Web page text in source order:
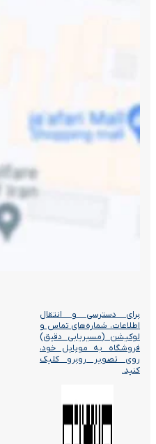
برای دسترسی و انتقال
اطلاعات، شماره‌های تماس و
لوکیشن (مسیریابی دقیق)
فروشگاه به موبایل خود،
روی تصویر روبرو کلیک
کنید.